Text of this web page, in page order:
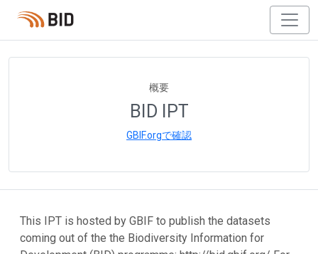
概要
BID IPT
GBIF.orgで確認
This IPT is hosted by GBIF to publish the datasets
coming out of the the Biodiversity Information for